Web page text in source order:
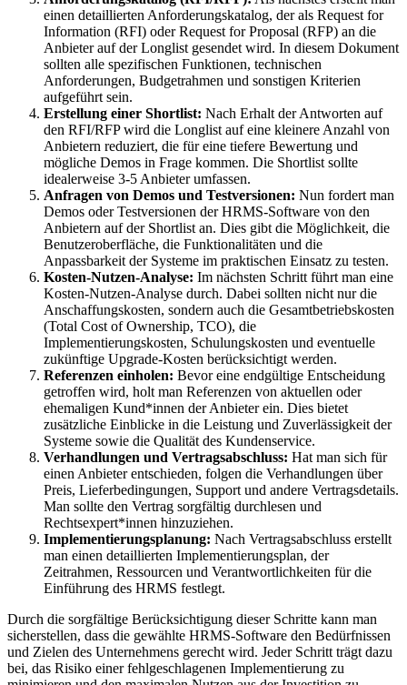
einen detaillierten Anforderungskatalog, der als Request for
Information (RFI) oder Request for Proposal (RFP) an die
Anbieter auf der Longlist gesendet wird. In diesem Dokument
sollten alle spezifischen Funktionen, technischen
Anforderungen, Budgetrahmen und sonstigen Kriterien
aufgeführt sein.
Erstellung einer Shortlist: Nach Erhalt der Antworten auf
den RFI/RFP wird die Longlist auf eine kleinere Anzahl von
Anbietern reduziert, die für eine tiefere Bewertung und
mögliche Demos in Frage kommen. Die Shortlist sollte
idealerweise 3-5 Anbieter umfassen.
Anfragen von Demos und Testversionen: Nun fordert man
Demos oder Testversionen der HRMS-Software von den
Anbietern auf der Shortlist an. Dies gibt die Möglichkeit, die
Benutzeroberfläche, die Funktionalitäten und die
Anpassbarkeit der Systeme im praktischen Einsatz zu testen.
Kosten-Nutzen-Analyse: Im nächsten Schritt führt man eine
Kosten-Nutzen-Analyse durch. Dabei sollten nicht nur die
Anschaffungskosten, sondern auch die Gesamtbetriebskosten
(Total Cost of Ownership, TCO), die
Implementierungskosten, Schulungskosten und eventuelle
zukünftige Upgrade-Kosten berücksichtigt werden.
Referenzen einholen: Bevor eine endgültige Entscheidung
getroffen wird, holt man Referenzen von aktuellen oder
ehemaligen Kund*innen der Anbieter ein. Dies bietet
zusätzliche Einblicke in die Leistung und Zuverlässigkeit der
Systeme sowie die Qualität des Kundenservice.
Verhandlungen und Vertragsabschluss: Hat man sich für
einen Anbieter entschieden, folgen die Verhandlungen über
Preis, Lieferbedingungen, Support und andere Vertragsdetails.
Man sollte den Vertrag sorgfältig durchlesen und
Rechtsexpert*innen hinzuziehen.
Implementierungsplanung: Nach Vertragsabschluss erstellt
man einen detaillierten Implementierungsplan, der
Zeitrahmen, Ressourcen und Verantwortlichkeiten für die
Einführung des HRMS festlegt.
Durch die sorgfältige Berücksichtigung dieser Schritte kann man
sicherstellen, dass die gewählte HRMS-Software den Bedürfnissen
und Zielen des Unternehmens gerecht wird. Jeder Schritt trägt dazu
bei, das Risiko einer fehlgeschlagenen Implementierung zu